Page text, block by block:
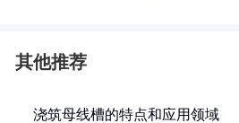
其他推荐
浇筑母线槽的特点和应用领域